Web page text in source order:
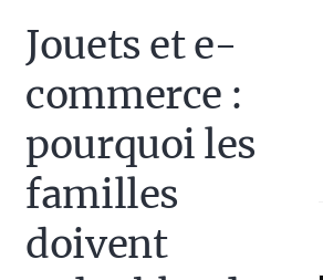
Jouets et e-
commerce :
pourquoi les
familles
doivent